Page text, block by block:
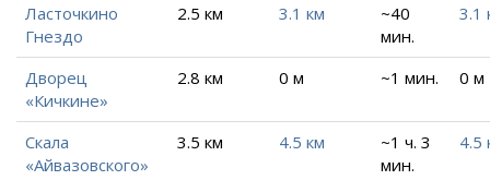
Ласточкино
Гнездо
2.5 км 3.1 км
~40
мин.
3.1
Дворец
«Кичкине»
2.8 км 0 м ~1 мин. 0 м
Скала
«Айвазовского»
3.5 км 4.5 км
~1 ч. 3
мин.
4.5